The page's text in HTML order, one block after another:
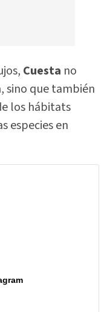
Cuesta no
sino que también
los hábitats
especies en